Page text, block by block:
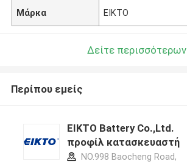
Μάρκα EIKTO
Δείτε περισσότερων
Περίπου εμείς
EIKTO Battery Co.,Ltd.
προφίλ κατασκευαστή
NO.998 Baocheng Road,